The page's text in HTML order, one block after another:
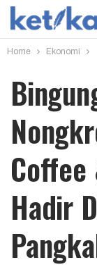
Home Ekonomi
Hadir